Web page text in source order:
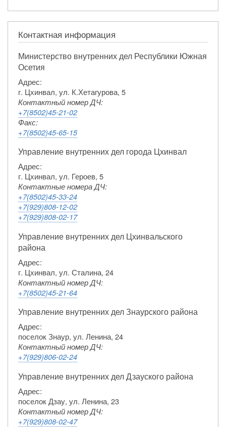
Контактная информация
Министерство внутренних дел Республики Южная
Осетия
Адрес:
г. Цхинвал, ул. К.Хетагурова, 5
Контактный номер ДЧ:
+7(8502)45-21-02
Факс:
+7(8502)45-65-15
Управление внутренних дел города Цхинвал
Адрес:
г. Цхинвал, ул. Героев, 5
Контактные номера ДЧ:
+7(8502)45-33-24
+7(929)808-12-02
+7(929)808-02-17
Управление внутренних дел Цхинвальского
района
Адрес:
г. Цхинвал, ул. Сталина, 24
Контактный номер ДЧ:
+7(8502)45-21-64
Управление внутренних дел Знаурского района
Адрес:
поселок Знаур, ул. Ленина, 24
Контактный номер ДЧ:
+7(929)806-02-24
Управление внутренних дел Дзауского района
Адрес:
поселок Дзау, ул. Ленина, 23
Контактный номер ДЧ:
+7(929)808-02-47